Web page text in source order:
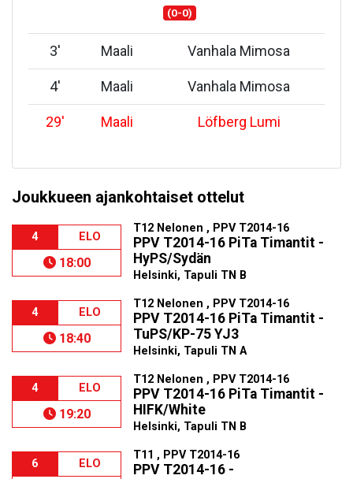
(0-0)
3' Maali Vanhala Mimosa
4' Maali Vanhala Mimosa
29' Maali Löfberg Lumi
Joukkueen ajankohtaiset ottelut
4 ELO
18:00
T12 Nelonen , PPV T2014-16
PPV T2014-16 PiTa Timantit -
HyPS/Sydän
Helsinki, Tapuli TN B
4 ELO
18:40
T12 Nelonen , PPV T2014-16
PPV T2014-16 PiTa Timantit -
TuPS/KP-75 YJ3
Helsinki, Tapuli TN A
4 ELO
19:20
T12 Nelonen , PPV T2014-16
PPV T2014-16 PiTa Timantit -
HIFK/White
Helsinki, Tapuli TN B
6 ELO
T11 , PPV T2014-16
PPV T2014-16 -